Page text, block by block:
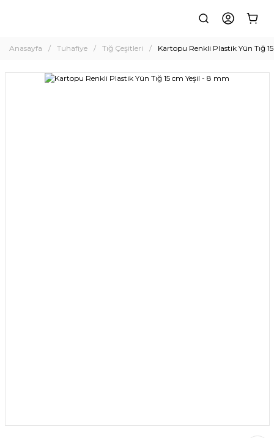
Anasayfa Tuhafiye Tığ Çeşitleri Kartopu Renkli Plastik Yün Tığ